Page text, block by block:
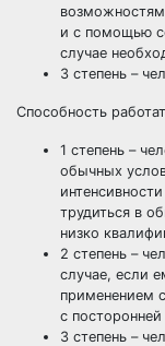
и с помощью
случае
3 степень –
Способность
1 степень –
обычных
трудиться в
низко
2 степень –
случае, если
применением
с
3 степень –